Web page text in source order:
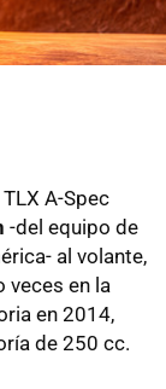
A-Spec
-del equipo de
al volante,
veces en la
en 2014,
de 250 cc.